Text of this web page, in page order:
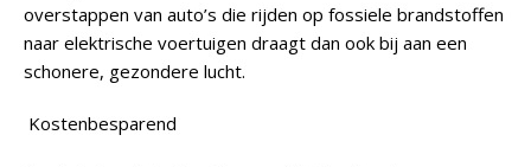
overstappen van auto’s die rijden op fossiele brandstoffen
naar elektrische voertuigen draagt dan ook bij aan een
schonere, gezondere lucht.
Kostenbesparend